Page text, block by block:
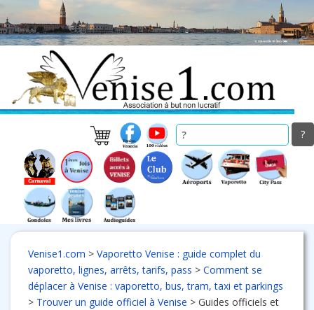
to
main
Venise1.com > Vaporetto Venise : guide complet du
vaporetto, lignes, arrêts, tarifs, pass > Comment se
déplacer à Venise : vaporetto, bus, tram, taxi et parkings
> Trouver un guide officiel à Venise > Guides officiels et